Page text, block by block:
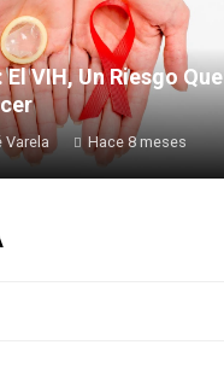
VIH, Un Riesgo Que
Varela Hace 8 meses